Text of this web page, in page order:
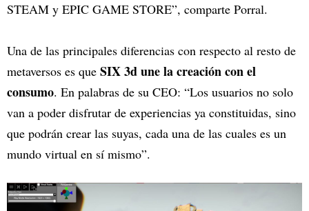
STEAM y EPIC GAME STORE”, comparte Porral.
Una de las principales diferencias con respecto al resto de
metaversos es que SIX 3d une la creación con el
consumo. En palabras de su CEO: “Los usuarios no solo
van a poder disfrutar de experiencias ya constituidas, sino
que podrán crear las suyas, cada una de las cuales es un
mundo virtual en sí mismo”.